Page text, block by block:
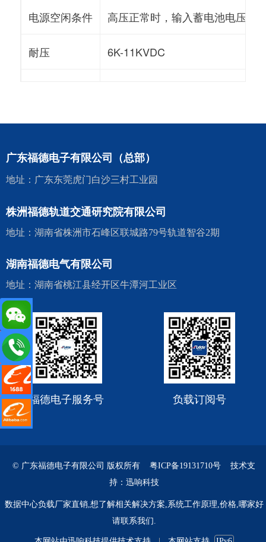
电源空闲条件 高压正常时，输入蓄电池电压大
耐压 6K-11KVDC
广东福德电子有限公司（总部）
地址：广东东莞虎门白沙三村工业园
株洲福德轨道交通研究院有限公司
地址：湖南省株洲市石峰区联城路79号轨道智谷2期
湖南福德电气有限公司
地址：湖南省桃江县经开区牛潭河工业区
福德电子服务号 负载订阅号
© 广东福德电子有限公司 版权所有 粤ICP备19131710号 技术支
持：迅响科技
数据中心负载厂家直销,想了解相关解决方案,系统工作原理,价格,哪家好
请联系我们.
店铺
际站